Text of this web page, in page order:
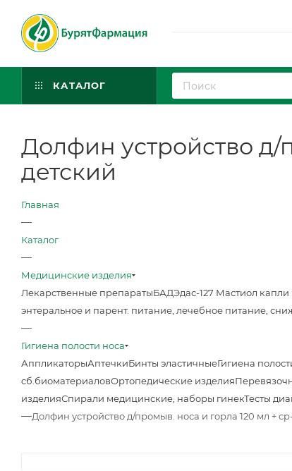
КАТАЛОГ
Долфин устройство д/
детский
Главная
—
Каталог
—
Медицинские изделия
Лекарственные препаратыБАДЭдас-127 Мастиол капли
энтеральное и парент. питание, лечебное питание,
—
Гигиена полости носа
АппликаторыАптечкиБинты эластичныеГигиена
сб.биоматериаловОртопедические изделия
изделияСпирали медицинские, наборы гинекТесты
—Долфин устройство д/промыв. носа и горла 120 мл +